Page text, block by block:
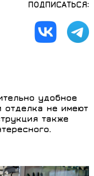
ПОДПИСАТЬСЯ:
удобное
отделка не имеют
также